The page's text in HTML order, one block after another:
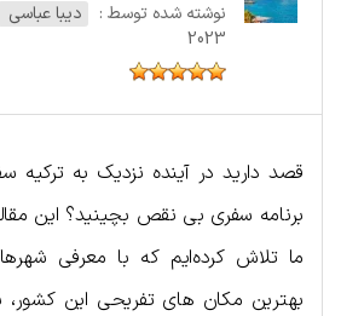
نوشته شده توسط : دیبا عباسی
2023
قصد دارید در آینده نزدیک به ترکیه
برنامه سفری بی نقص بچینید؟ این
ما تلاش کرده‌ایم که با معرفی
بهترین مکان های تفریحی این